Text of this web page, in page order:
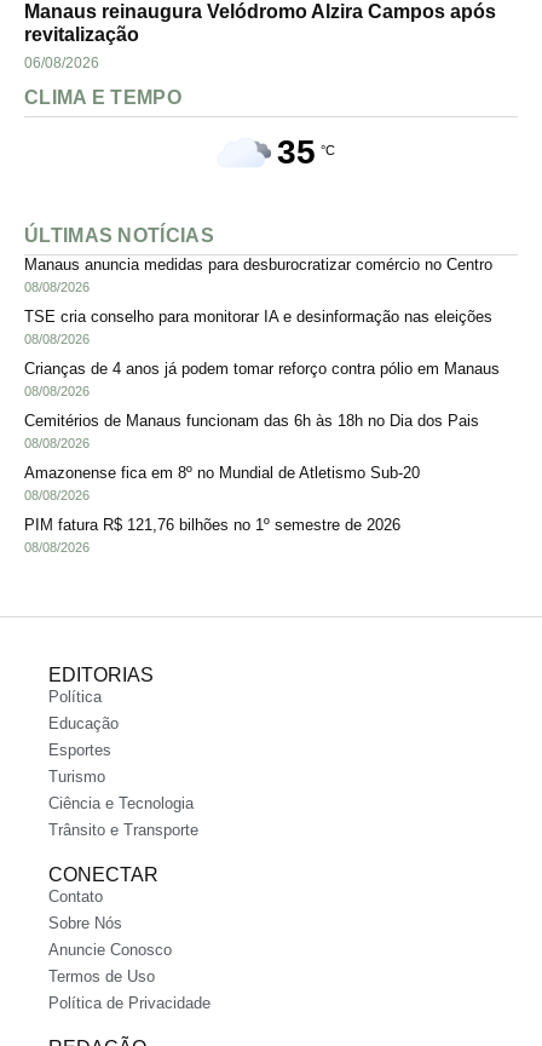
Manaus reinaugura Velódromo Alzira Campos após
revitalização
06/08/2026
CLIMA E TEMPO
35 °C
ÚLTIMAS NOTÍCIAS
Manaus anuncia medidas para desburocratizar comércio no Centro
08/08/2026
TSE cria conselho para monitorar IA e desinformação nas eleições
08/08/2026
Crianças de 4 anos já podem tomar reforço contra pólio em Manaus
08/08/2026
Cemitérios de Manaus funcionam das 6h às 18h no Dia dos Pais
08/08/2026
Amazonense fica em 8º no Mundial de Atletismo Sub-20
08/08/2026
PIM fatura R$ 121,76 bilhões no 1º semestre de 2026
08/08/2026
EDITORIAS
Política
Educação
Esportes
Turismo
Ciência e Tecnologia
Trânsito e Transporte
CONECTAR
Contato
Sobre Nós
Anuncie Conosco
Termos de Uso
Política de Privacidade